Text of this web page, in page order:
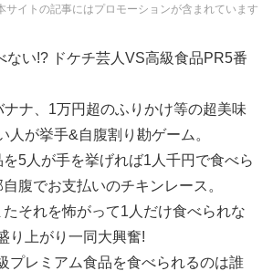
サイトの記事にはプロモーションが含まれています
ない!? ドケチ芸人VS高級食品PR5番
ナ、1万円超のふりかけ等の超美味
人が挙手&自腹割り勘ゲーム。
5人が手を挙げれば1人千円で食べら
腹でお支払いのチキンレース。
それを怖がって1人だけ食べられな
り上がり一同大興奮!
プレミアム食品を食べられるのは誰